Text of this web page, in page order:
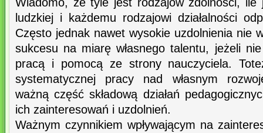
ludzkiej i każdemu rodzajowi działalności
Często jednak nawet wysokie uzdolnienia nie
sukcesu na miarę własnego talentu, jeżeli
pracą i pomocą ze strony nauczyciela.
systematycznej pracy nad własnym
ważną część składową działań
ich zainteresowań i uzdolnień.
Ważnym czynnikiem wpływającym na